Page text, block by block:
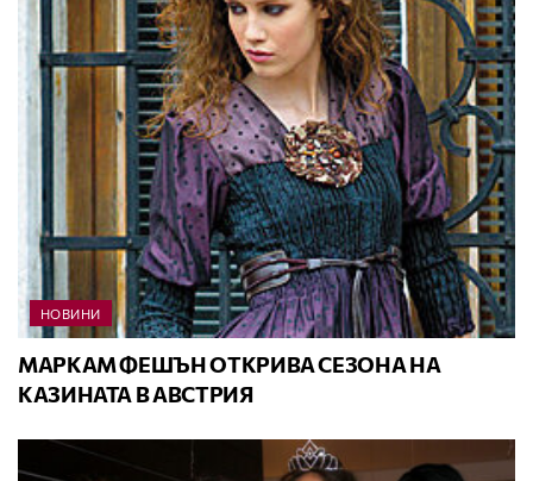
НОВИНИ
МАРКАМ ФЕШЪН ОТКРИВА СЕЗОНА НА
КАЗИНАТА В АВСТРИЯ